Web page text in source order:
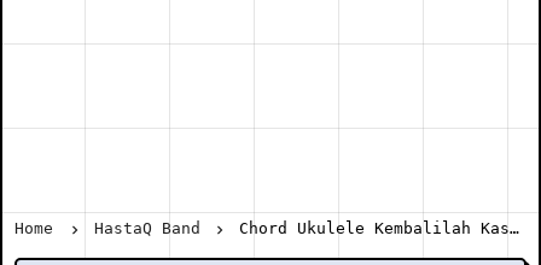
Home HastaQ Band Chord Ukulele Kembalilah Kasih - HastaQ Band